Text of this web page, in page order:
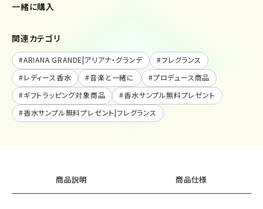
一緒に購入
関連カテゴリ
#ARIANA GRANDE|アリアナ・グランデ #フレグランス
#レディース香水 #音楽と一緒に #プロデュース商品
#ギフトラッピング対象商品 #香水サンプル無料プレゼント
#香水サンプル無料プレゼント|フレグランス
商品説明 商品仕様